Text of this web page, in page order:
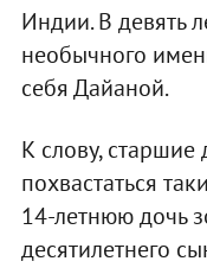
Индии. В девять
необычного
себя Дайаной.
К слову, старшие
похвастаться
14-летнюю дочь
десятилетнего